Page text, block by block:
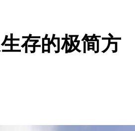
存的极简方